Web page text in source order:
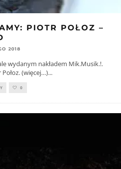
PIOTR POŁOZ –
2018
wydanym nakładem Mik.Musik.!.
(więcej…)...
0